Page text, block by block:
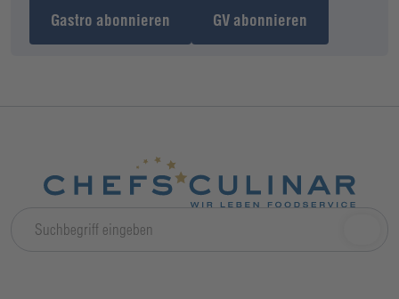
Gastro abonnieren GV abonnieren